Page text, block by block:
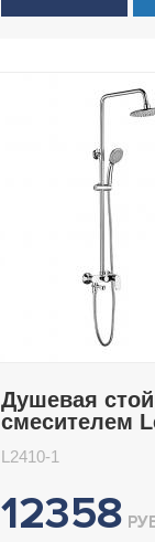
Душевая
смесителем
L2410-1
12358